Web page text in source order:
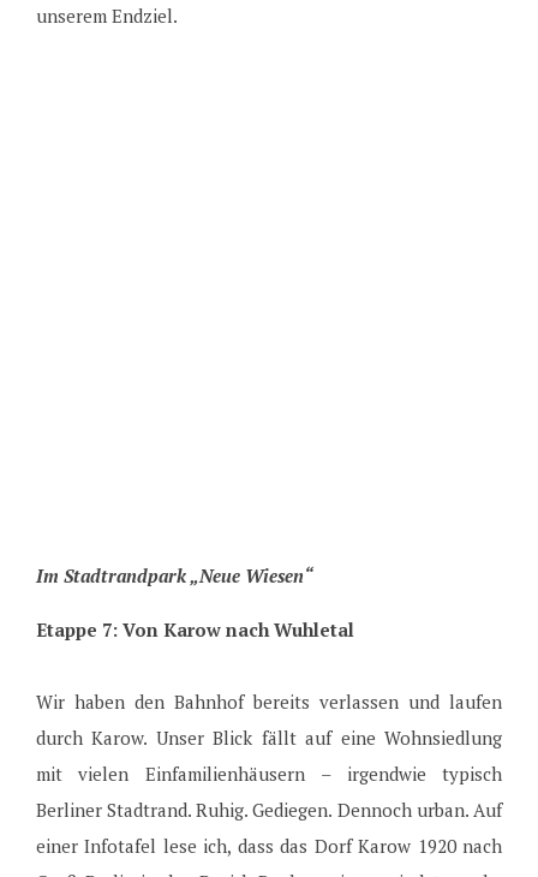
unserem Endziel.
Im Stadtrandpark „Neue Wiesen“
Etappe 7: Von Karow nach Wuhletal
Wir haben den Bahnhof bereits verlassen und laufen
durch Karow. Unser Blick fällt auf eine Wohnsiedlung
mit vielen Einfamilienhäusern – irgendwie typisch
Berliner Stadtrand. Ruhig. Gediegen. Dennoch urban. Auf
einer Infotafel lese ich, dass das Dorf Karow 1920 nach